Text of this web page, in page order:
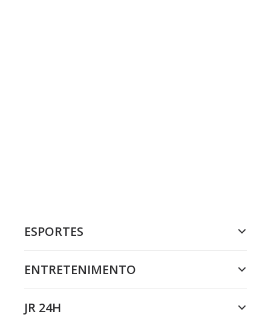
ESPORTES
ENTRETENIMENTO
JR 24H